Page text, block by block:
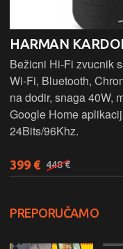
HARMAN
Bežicni Hi-Fi zvucnik
Wi-Fi, Bluetooth,
na dodir, snaga 40W,
Google Home
24Bits/96Khz.
399 € 448 €
PREPORUČAMO